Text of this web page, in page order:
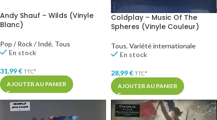
Andy Shauf – Wilds (Vinyle
Blanc)
Pop / Rock / Indé, Tous
En stock
31,99€ TTC*
AJOUTER AU PANIER
Coldplay – Music Of The
Spheres (Vinyle Couleur)
Tous, Variété internationale
En stock
28,99€ TTC*
AJOUTER AU PANIER